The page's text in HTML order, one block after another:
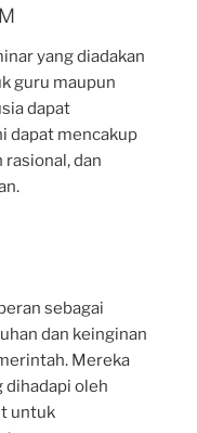
yang diadakan
guru maupun
dapat
dapat mencakup
dan
sebagai
dan keinginan
Mereka
dihadapi oleh
untuk